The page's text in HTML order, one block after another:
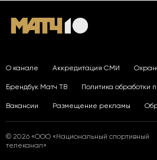
О канале Аккредитация СМИ
Брендбук Матч ТВ Политика обработки
Вакансии Размещение рекламы
© 2026 «ООО «Национальный спортивный
телеканал»